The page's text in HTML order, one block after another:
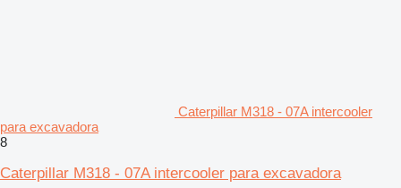
Caterpillar M318 - 07A intercooler
para excavadora
8
Caterpillar M318 - 07A intercooler para excavadora